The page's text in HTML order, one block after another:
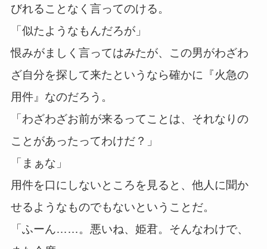
びれることなく言ってのける。
「似たようなもんだろが」
恨みがましく言ってはみたが、この男がわざわ
ざ自分を探して来たというなら確かに『火急の
用件』なのだろう。
「わざわざお前が来るってことは、それなりの
ことがあったってわけだ？」
「まぁな」
用件を口にしないところを見ると、他人に聞か
せるようなものでもないということだ。
「ふーん……。悪いね、姫君。そんなわけで、